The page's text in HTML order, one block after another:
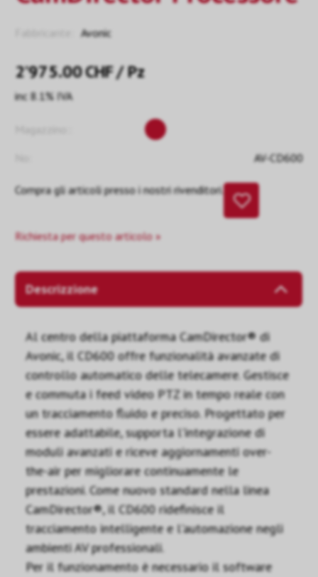
Avonic
2’975.00CHF/ Pz
inc 8.1% IVA
AV-CD600
Compra gli articoli presso i nostri rivenditori.
Richiesta per questo articolo »
Descrizzione
Al centro della piattaforma CamDirector® di
Avonic, il CD600 offre funzionalità avanzate di
controllo automatico delle telecamere. Gestisce
e commuta i feed video PTZ in tempo reale con
un tracciamento fluido e preciso. Progettato per
essere adattabile, supporta l'integrazione di
moduli avanzati e riceve aggiornamenti over-
the-air per migliorare continuamente le
prestazioni. Come nuovo standard nella linea
CamDirector®, il CD600 ridefinisce il
tracciamento intelligente e l'automazione negli
ambienti AV professionali.
Per il funzionamento è necessario il software